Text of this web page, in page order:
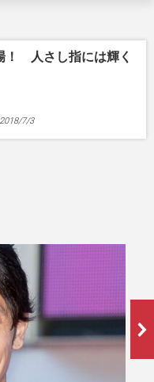
！ 人さし指には輝く
2018/7/3